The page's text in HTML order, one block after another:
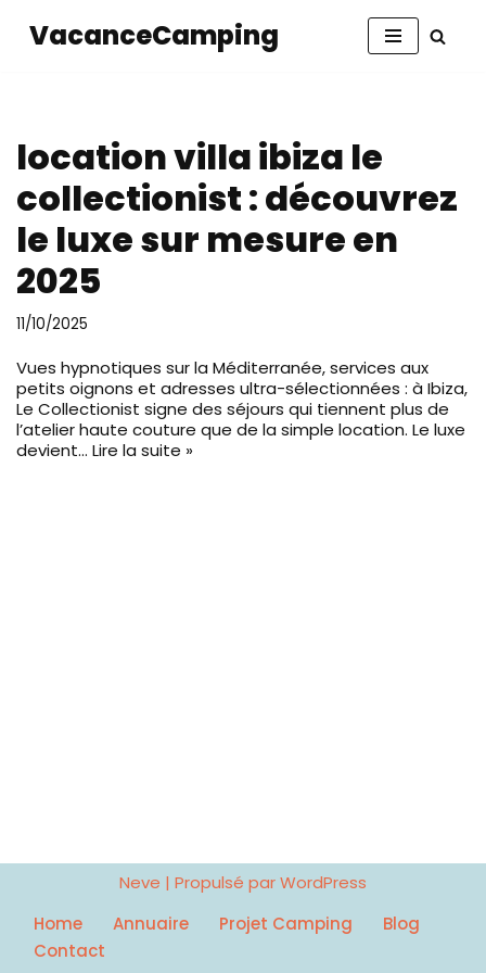
VacanceCamping
location villa ibiza le
collectionist : découvrez
le luxe sur mesure en
2025
11/10/2025
Vues hypnotiques sur la Méditerranée, services aux
petits oignons et adresses ultra-sélectionnées : à Ibiza,
Le Collectionist signe des séjours qui tiennent plus de
l’atelier haute couture que de la simple location. Le luxe
devient… Lire la suite »
Neve | Propulsé parWordPress
Home
Annuaire Projet Camping
Blog
Contact